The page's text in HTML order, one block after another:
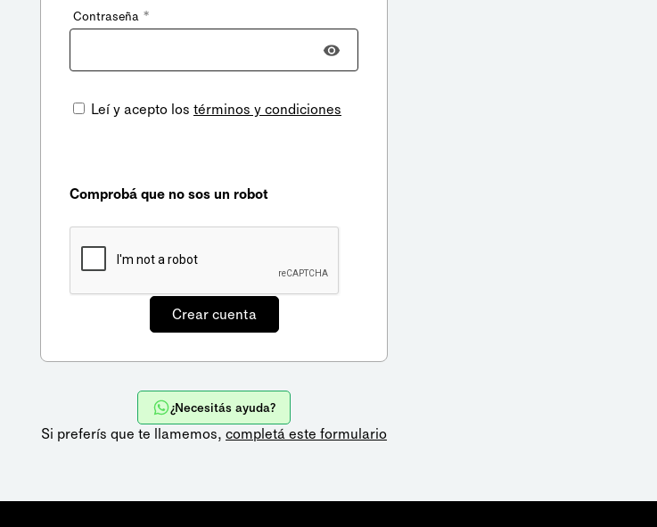
Contraseña *
Leí y acepto los términos y condiciones
Comprobá que no sos un robot
¿Necesitás ayuda?
Si preferís que te llamemos, completá este formulario